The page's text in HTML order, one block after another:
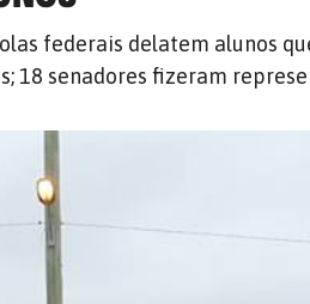
federais delatem alunos
18 senadores fizeram